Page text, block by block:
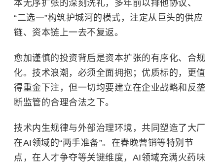
本无序扩张的深刻洗礼，多年前以排他协议、
“二选一”构筑护城河的模式，注定从巨头的供应
链、资本链上一去不复返。
愈加谨慎的投资背后是资本扩张的有序化、合规
化。技术浪潮，必须全面拥抱；优质标的，更值
得重金下注，但一切均要建立在企业战略和 反垄
断监管的合理合法之下。
技术内生规律与外部治理环境，共同塑造了大厂
在AI领域的“两手准备”。在春晚营销等特别节
点，在人才争夺等关键维度，AI领域充满火药味